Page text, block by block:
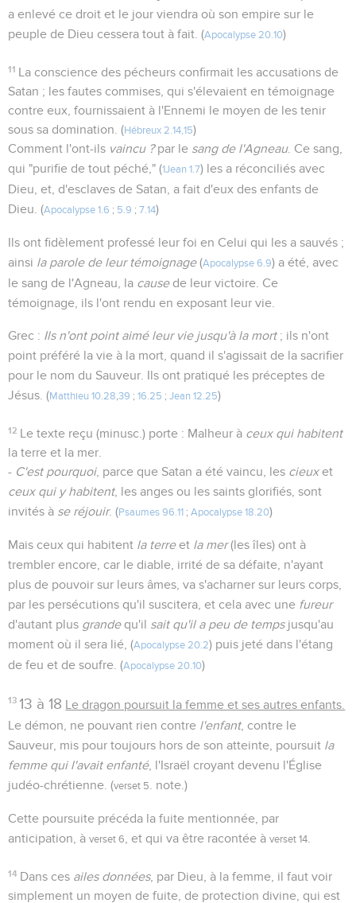
a enlevé ce droit et le jour viendra où son empire sur le
peuple de Dieu cessera tout à fait. (Apocalypse 20.10)
11 La conscience des pécheurs confirmait les accusations de
Satan ; les fautes commises, qui s'élevaient en témoignage
contre eux, fournissaient à l'Ennemi le moyen de les tenir
sous sa domination. (Hébreux 2.14,15)
Comment l'ont-ils vaincu ?par le sang de l'Agneau. Ce sang,
qui "purifie de tout péché," (1Jean 1.7) les a réconciliés avec
Dieu, et, d'esclaves de Satan, a fait d'eux des enfants de
Dieu. (Apocalypse 1.6 ; 5.9 ; 7.14)
Ils ont fidèlement professé leur foi en Celui qui les a sauvés ;
ainsi la parole de leur témoignage(Apocalypse 6.9) a été, avec
le sang de l'Agneau, la causede leur victoire. Ce
témoignage, ils l'ont rendu en exposant leur vie.
Grec : Ils n'ont point aimé leur vie jusqu'à la mort; ils n'ont
point préféré la vie à la mort, quand il s'agissait de la sacrifier
pour le nom du Sauveur. Ils ont pratiqué les préceptes de
Jésus. (Matthieu 10.28 39 ; 16.25 ; Jean 12.25)
12 Le texte reçu (minusc.) porte : Malheur à ceux qui habitent
la terre et la mer.
- C'est pourquoi, parce que Satan a été vaincu, les cieuxet
ceux qui y habitent, les anges ou les saints glorifiés, sont
invités à se réjouir. (Psaumes 96.11 ; Apocalypse 18.20)
Mais ceux qui habitent la terreet la mer(les îles) ont à
trembler encore, car le diable, irrité de sa défaite, n'ayant
plus de pouvoir sur leurs âmes, va s'acharner sur leurs corps,
par les persécutions qu'il suscitera, et cela avec une fureur
d'autant plus grandequ'il sait qu'il a peu de tempsjusqu'au
moment où il sera lié, (Apocalypse 20.2) puis jeté dans l'étang
de feu et de soufre. (Apocalypse 20.10)
13 13 à 18 Le dragon poursuit la femme et ses autres enfants.
Le démon, ne pouvant rien contre l'enfant, contre le
Sauveur, mis pour toujours hors de son atteinte, poursuit la
femme qui l'avait enfanté, l'Israël croyant devenu l'Église
judéo-chrétienne. (verset 5 . note.)
Cette poursuite précéda la fuite mentionnée, par
anticipation, à verset 6 , et qui va être racontée à verset 14
14 Dans ces ailes données, par Dieu, à la femme, il faut voir
simplement un moyen de fuite, de protection divine, qui est